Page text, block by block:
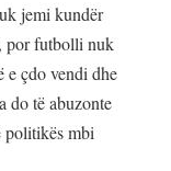
jemi kundër
por futbolli nuk
e çdo vendi dhe
do të abuzonte
politikës mbi